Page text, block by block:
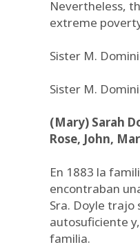
Nevertheless,
extreme
Sister M.
Sister M.
(Mary) Sarah
Rose, John,
En 1883 la
encontraban
Sra. Doyle trajo
autosuficiente
familia.